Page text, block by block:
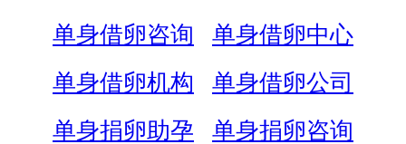
单身借卵咨询
单身借卵中心
单身借卵机构
单身借卵公司
单身捐卵助孕
单身捐卵咨询